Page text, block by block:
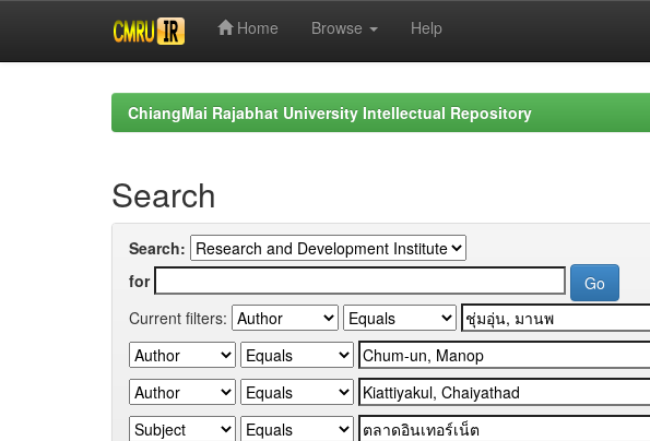
Home Browse Help
ChiangMai Rajabhat University Intellectual Repository
Search
Search:
for
Current filters: